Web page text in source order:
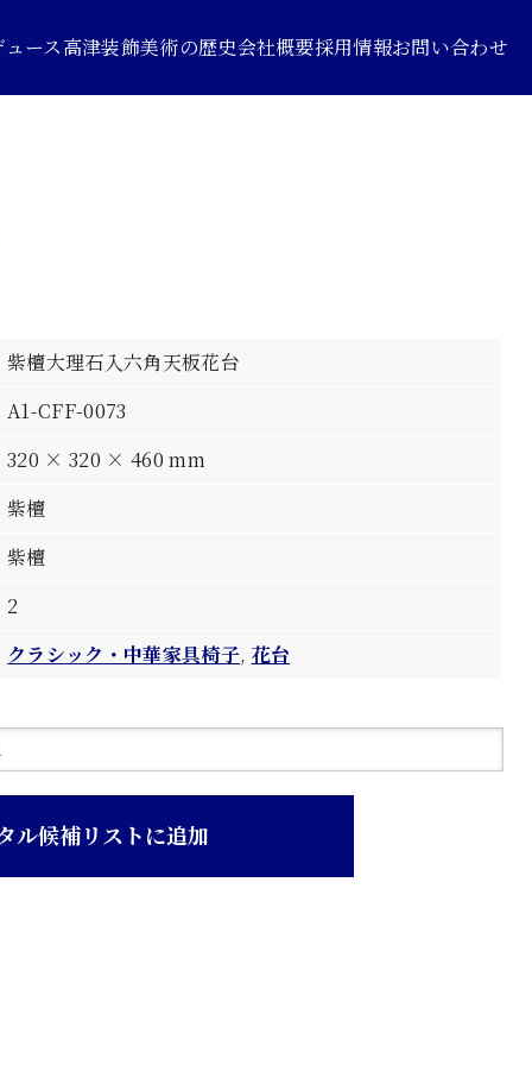
ース高津装飾美術の歴史会社概要採用情報お問い合わせ
紫檀大理石入六角天板花台
A1-CFF-0073
320 × 320 × 460 mm
紫檀
紫檀
2
クラシック・中華家具椅子, 花台
ル候補リストに追加